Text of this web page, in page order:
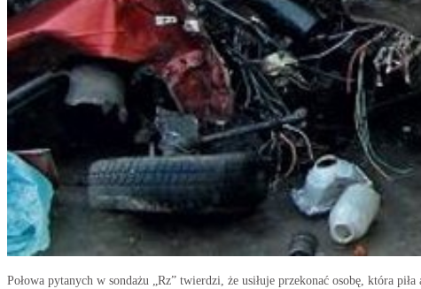
Połowa pytanych w sondażu „Rz” twierdzi, że usiłuje przekonać osobę, która